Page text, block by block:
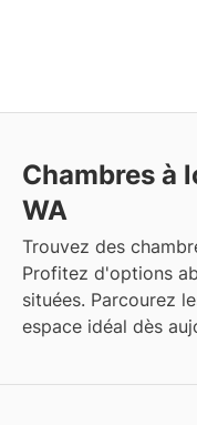
Chambres à
WA
Trouvez des
Profitez d'options
situées. Parcourez
espace idéal dès